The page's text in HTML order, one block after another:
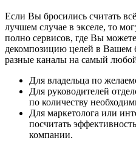
Если Вы бросились считать
лучшем случае в экселе, то
полно сервисов, где Вы
декомпозицию целей в Вашем
разные каналы на самый
Для владельца по
Для руководителей
по количеству
Для маркетолога или
посчитать
компании.